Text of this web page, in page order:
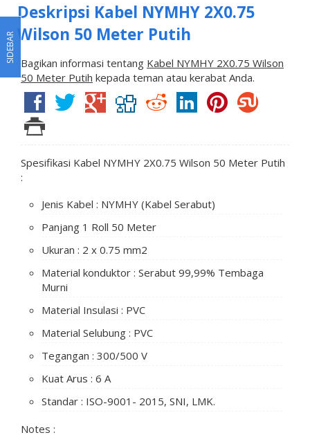
Deskripsi Kabel NYMHY 2X0.75
Wilson 50 Meter Putih
Bagikan informasi tentang Kabel NYMHY 2X0.75 Wilson
50 Meter Putih kepada teman atau kerabat Anda.
Spesifikasi Kabel NYMHY 2X0.75 Wilson 50 Meter Putih
:
Jenis Kabel : NYMHY (Kabel Serabut)
Panjang 1 Roll 50 Meter
Ukuran : 2 x 0.75 mm2
Material konduktor : Serabut 99,99% Tembaga
Murni
Material Insulasi : PVC
Material Selubung : PVC
Tegangan : 300/500 V
Kuat Arus : 6 A
Standar : ISO-9001- 2015, SNI, LMK.
Notes :
SIDEBAR